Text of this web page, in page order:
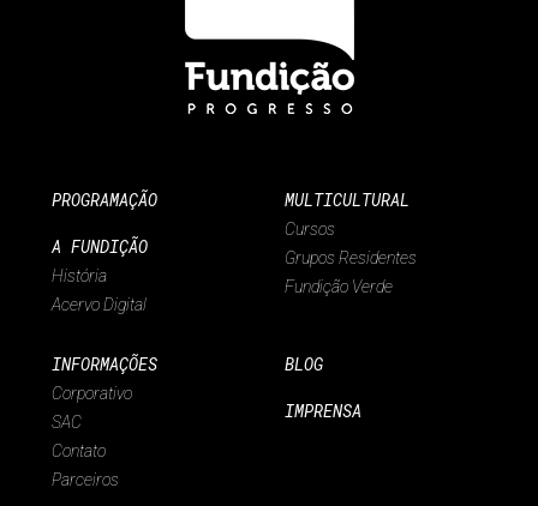
PROGRAMAÇÃO
A FUNDIÇÃO
História
Acervo Digital
MULTICULTURAL
Cursos
Grupos Residentes
Fundição Verde
INFORMAÇÕES
Corporativo
SAC
Contato
Parceiros
BLOG
IMPRENSA